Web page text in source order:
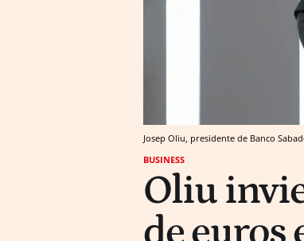
Josep Oliu, presidente de Banco
BUSINESS
Oliu